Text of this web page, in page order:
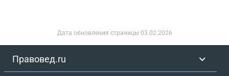
Дата обновления страницы 03.02.2026
Правовед.ru